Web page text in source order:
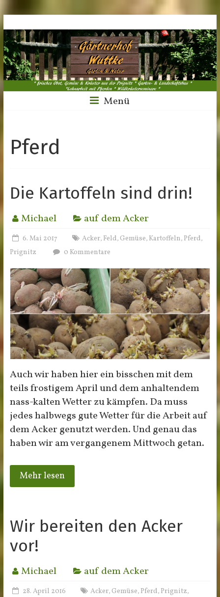
Menü
Pferd
Die Kartoffeln sind drin!
Michael auf dem Acker
6. Mai 2017 Acker, Feld, Gemüse, Kartoffeln, Pferd,
Prignitz 0 Kommentare
Auch wir haben hier ein bisschen mit dem
teils frostigem April und dem anhaltendem
nass-kalten Wetter zu kämpfen. Da muss
jedes halbwegs gute Wetter für die Arbeit auf
dem Acker genutzt werden. Und genau das
haben wir am vergangenem Mittwoch getan.
Mehr lesen
Wir bereiten den Acker
vor!
Michael auf dem Acker
28. April 2016 Acker, Gemüse, Pferd, Prignitz,